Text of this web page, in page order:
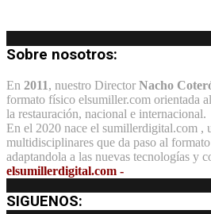
Sobre nosotros:
En 2011, nuestro Director Nacho
formato físico elsumiller.com orientada
la restauración, nacional e internacional.
En el 2020 nace el sumillerdigital.com ,
multidisciplinares que da paso al
adaptandola a las nuevas tecnologías y
elsumillerdigital.com -
SIGUENOS: